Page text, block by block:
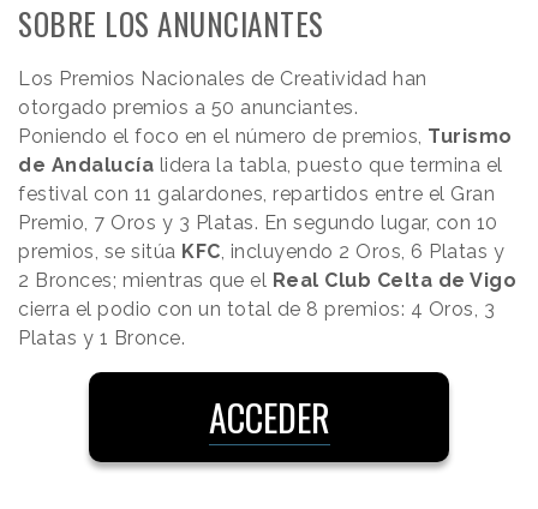
SOBRE LOS ANUNCIANTES
Los Premios Nacionales de Creatividad han
otorgado premios a 50 anunciantes.
Poniendo el foco en el número de premios, Turismo
de Andalucía lidera la tabla, puesto que termina el
festival con 11 galardones, repartidos entre el Gran
Premio, 7 Oros y 3 Platas. En segundo lugar, con 10
premios, se sitúa KFC, incluyendo 2 Oros, 6 Platas y
2 Bronces; mientras que el Real Club Celta de Vigo
cierra el podio con un total de 8 premios: 4 Oros, 3
Platas y 1 Bronce.
ACCEDER